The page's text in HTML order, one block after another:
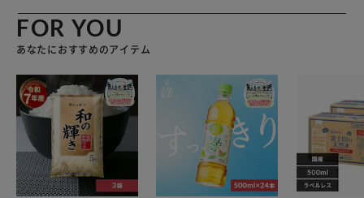
サイズ（22.5cm～24.5cm）、Lサイズ（25.0cm～
27.0cm）。カラーにより、お取り扱いサイズが異なりま
す。 【普段使いにも、来客用にも】 存在感のあるアートワ
ークがインテリアに素敵に映える♪ご家族用にはもちろん来
客用スリッパにも！ 【世界の名画シリーズ】 世界の名画を
モチーフにしたアート感溢れるビジュアルが魅力！アートを
楽しむスリッパシリーズ。フッドベッドの「THE
COLLECTIONS %」のシリーズタグがアクセント。
FOR YOU
あなたにおすすめのアイテム